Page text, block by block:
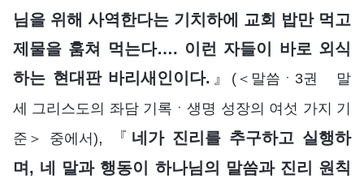
님을 위해 사역한다는 기치하에 교회 밥만 먹고
제물을 훔쳐 먹는다…. 이런 자들이 바로 외식
하는 현대판 바리새인이다. 』
(＜말씀ㆍ3권 말
세 그리스도의 좌담 기록ㆍ생명 성장의 여섯 가지 기
준＞ 중에서), 『 네가 진리를 추구하고 실행하
며, 네 말과 행동이 하나님의 말씀과 진리 원칙